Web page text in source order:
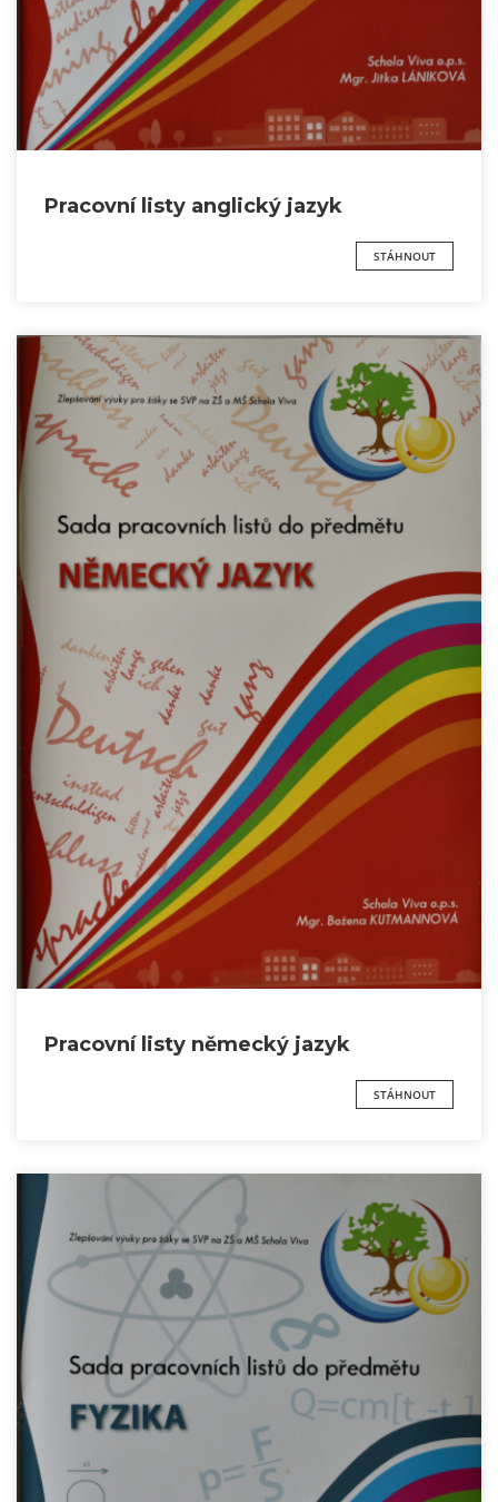
Pracovní listy anglický jazyk
STÁHNOUT
Pracovní listy německý jazyk
STÁHNOUT